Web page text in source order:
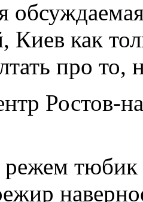
Киев как
про то,
Ростов-
тюбик